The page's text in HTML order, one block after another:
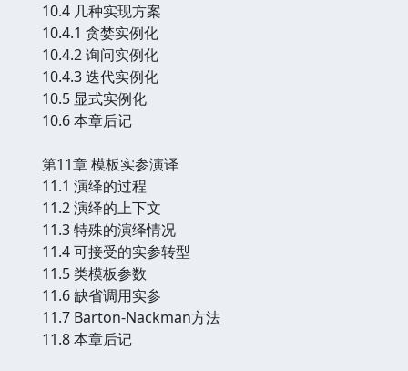
10.4 几种实现方案
10.4.1 贪婪实例化
10.4.2 询问实例化
10.4.3 迭代实例化
10.5 显式实例化
10.6 本章后记
第11章 模板实参演译
11.1 演绎的过程
11.2 演绎的上下文
11.3 特殊的演绎情况
11.4 可接受的实参转型
11.5 类模板参数
11.6 缺省调用实参
11.7 Barton-Nackman方法
11.8 本章后记